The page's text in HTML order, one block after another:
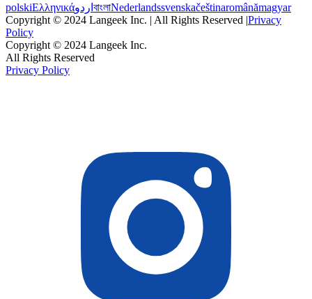
polskiΕλληνικάاردو বাংলাNederlandssvenskačeštinaromânămagyar
Copyright © 2024 Langeek Inc. | All Rights Reserved |Privacy
Policy
Copyright © 2024 Langeek Inc.
All Rights Reserved
Privacy Policy